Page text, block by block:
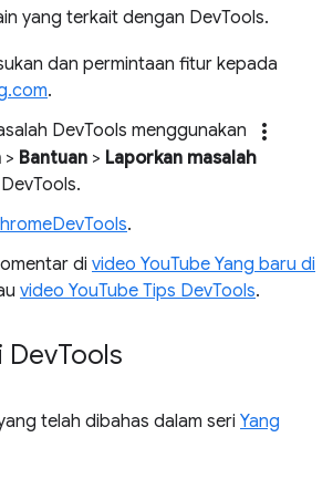
yang terkait dengan DevTools.
dan permintaan fitur kepada
.
DevTools menggunakan
more_vert
> Bantuan > Laporkan masalah
.
di video YouTube Yang baru di
video YouTube Tips DevTools.
DevTools
telah dibahas dalam seri Yang